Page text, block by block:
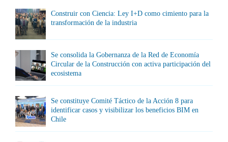
Construir con Ciencia: Ley I+D como cimiento para la
transformación de la industria
Se consolida la Gobernanza de la Red de Economía
Circular de la Construcción con activa participación del
ecosistema
Se constituye Comité Táctico de la Acción 8 para
identificar casos y visibilizar los beneficios BIM en
Chile